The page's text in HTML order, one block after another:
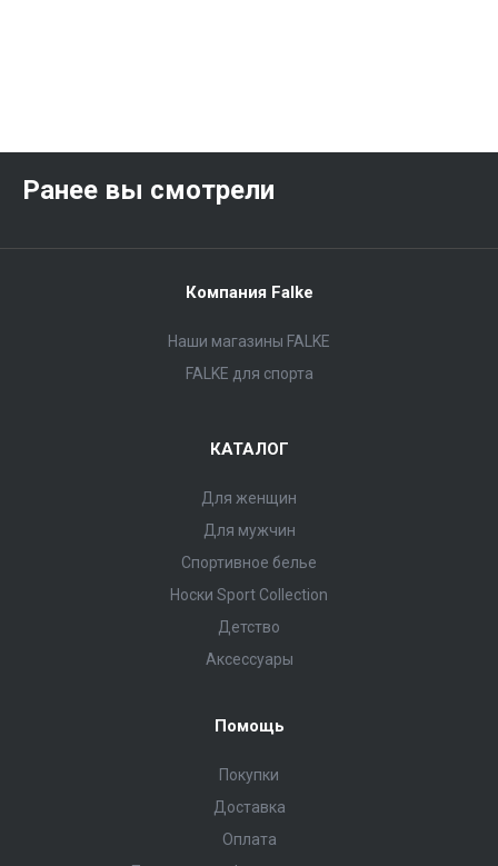
Ранее вы смотрели
Компания Falke
Наши магазины FALKE
FALKE для спорта
КАТАЛОГ
Для женщин
Для мужчин
Спортивное белье
Носки Sport Collection
Детство
Аксессуары
Помощь
Покупки
Доставка
Оплата